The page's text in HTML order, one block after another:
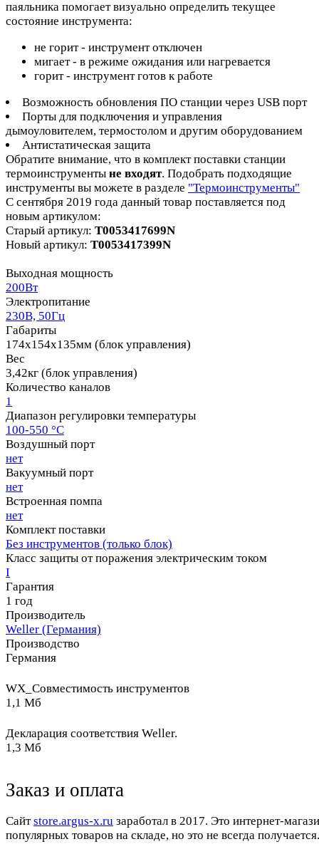
паяльника помогает визуально определить текущее
состояние инструмента:
не горит - инструмент отключен
мигает - в режиме ожидания или нагревается
горит - инструмент готов к работе
Возможность обновления ПО станции через USB порт
Порты для подключения и управления
дымоуловителем, термостолом и другим оборудованием
Антистатическая защита
Обратите внимание, что в комплект поставки станции
термоинструменты не входят. Подобрать подходящие
инструменты вы можете в разделе "Термоинструменты"
С сентября 2019 года данный товар поставляется под
новым артикулом:
Старый артикул: T0053417699N
Новый артикул: T0053417399N
Выходная мощность
200Вт
Электропитание
230В, 50Гц
Габариты
174х154х135мм (блок управления)
Вес
3,42кг (блок управления)
Количество каналов
1
Диапазон регулировки температуры
100-550 °C
Воздушный порт
нет
Вакуумный порт
нет
Встроенная помпа
нет
Комплект поставки
Без инструментов (только блок)
Класс защиты от поражения электрическим током
I
Гарантия
1 год
Производитель
Weller (Германия)
Производство
Германия
WX_Совместимость инструментов
1,1 Мб
Декларация соответствия Weller.
1,3 Мб
Заказ и оплата
Cайтstore.argus-x.ru заработал в 2017. Это интернет-
популярных товаров на складе, но это не всегда